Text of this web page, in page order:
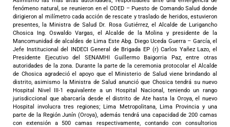
fenómeno natural, se reunieron en el COED – Puesto de Comando Salud donde
dirigieron al milímetro cada acción de rescate y traslado de heridos, estuvieron
presentes, la Ministra de Salud Dr. Rosa Gutiérrez, el Alcalde de Lurigancho
Chosica Ing. Oswaldo Vargas, el Alcalde de la Molina y presidente de la
Mancomunidad de alcaldes de Lima Este Abg. Diego Uceda Guerra – García, el
Jefe Institucional del INDECI General de Brigada EP (r) Carlos Yañez Lazo, el
Presidente Ejecutivo del SENAMHI Guillermo Baigorria Paz, entre otras
autoridades de la zona. Durante la parte de la ceremonia protocolar el Alcalde
de Chosica agradeció el apoyo que el Ministerio de Salud viene brindando al
distrito, asimismo la Ministra de Salud anunció que Chosica tendrá su nuevo
Hospital Nivel III-1 equivalente a un Hospital Nacional, teniendo un rango
jurisdiccional que abarcaría desde el distrito de Ate hasta la Oroya, el nuevo
Hospital involucra tres regiones; Lima Metropolitana, Lima Provincia y una
parte de la Región Junín (Oroya), además tendrá una capacidad de 200 camas
con extensión a 500 camas respectivamente, contando con consultorios